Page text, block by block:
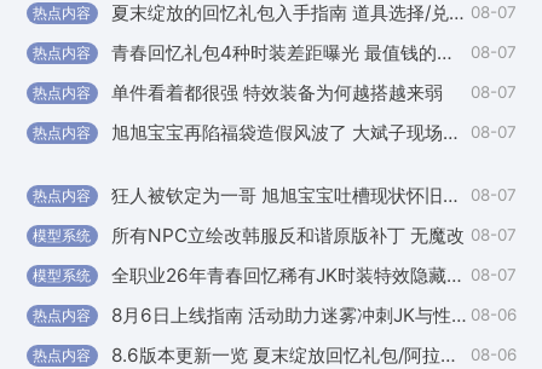
热点内容 夏末绽放的回忆礼包入手指南 道具选择/兑换推荐 08-07
热点内容 青春回忆礼包4种时装差距曝光 最值钱的竟不是天空套 08-07
热点内容 单件看着都很强 特效装备为何越搭越来弱 08-07
热点内容 旭旭宝宝再陷福袋造假风波了 大斌子现场查询 08-07
热点内容 狂人被钦定为一哥 旭旭宝宝吐槽现状怀旧服备受期待 08-07
模型系统 所有NPC立绘改韩服反和谐原版补丁 无魔改 08-07
模型系统 全职业26年青春回忆稀有JK时装特效隐藏补丁 08-07
热点内容 8月6日上线指南 活动助力迷雾冲刺JK与性转套闪亮登场 08-06
热点内容 8.6版本更新一览 夏末绽放回忆礼包/阿拉德谋略战等 08-06